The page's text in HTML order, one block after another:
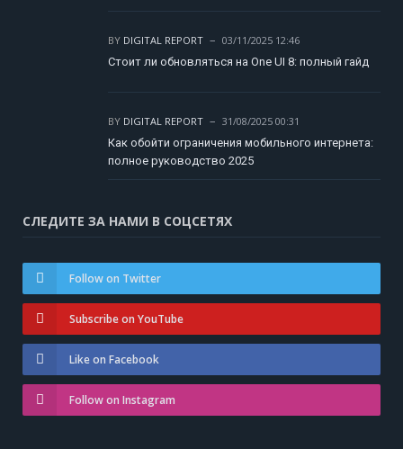
BY DIGITAL REPORT
03/11/2025 12:46
Стоит ли обновляться на One UI 8: полный гайд
BY DIGITAL REPORT
31/08/2025 00:31
Как обойти ограничения мобильного интернета:
полное руководство 2025
СЛЕДИТЕ ЗА НАМИ В СОЦСЕТЯХ
Follow on Twitter
Subscribe on YouTube
Like on Facebook
Follow on Instagram